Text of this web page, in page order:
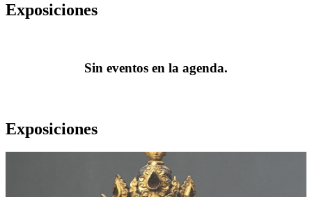
Exposiciones
Sin eventos en la agenda.
Exposiciones